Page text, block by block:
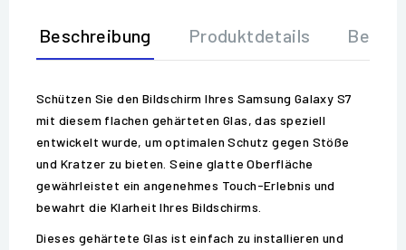
Beschreibung Produktdetails
Schützen Sie den Bildschirm Ihres Samsung Galaxy S7
mit diesem flachen gehärteten Glas, das speziell
entwickelt wurde, um optimalen Schutz gegen Stöße
und Kratzer zu bieten. Seine glatte Oberfläche
gewährleistet ein angenehmes Touch-Erlebnis und
bewahrt die Klarheit Ihres Bildschirms.
Dieses gehärtete Glas ist einfach zu installieren und